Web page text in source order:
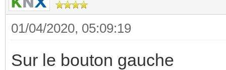
01/04/2020, 05:09:19
Sur le bouton gauche